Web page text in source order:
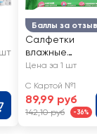
Баллы за отзыв
Салфетки
влажные
детские
Цена за 1 шт
С Картой №1
89,99 руб
142,10 руб -36%